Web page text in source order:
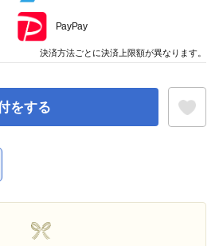
をする
PayPay
決済方法ごとに決済上限額が異なります。